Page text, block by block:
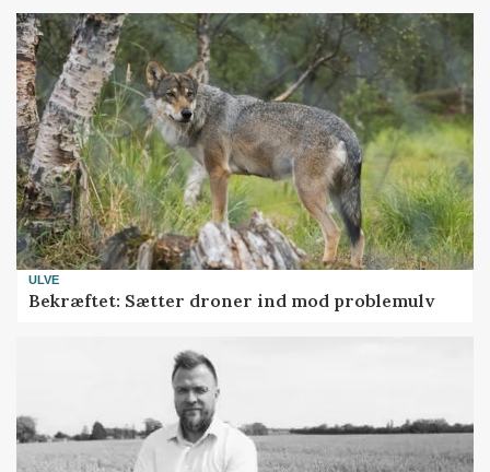
ULVE
Bekræftet: Sætter droner ind mod problemulv